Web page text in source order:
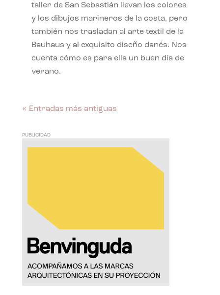
taller de San Sebastián llevan los colores
y los dibujos marineros de la costa, pero
también nos trasladan al arte textil de la
Bauhaus y al exquisito diseño danés. Nos
cuenta cómo es para ella un buen día de
verano.
« Entradas más antiguas
PUBLICIDAD